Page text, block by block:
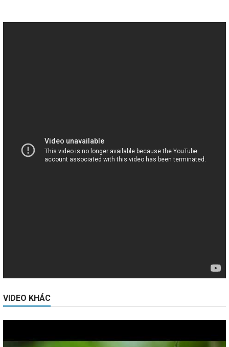
VIDEO KHÁC